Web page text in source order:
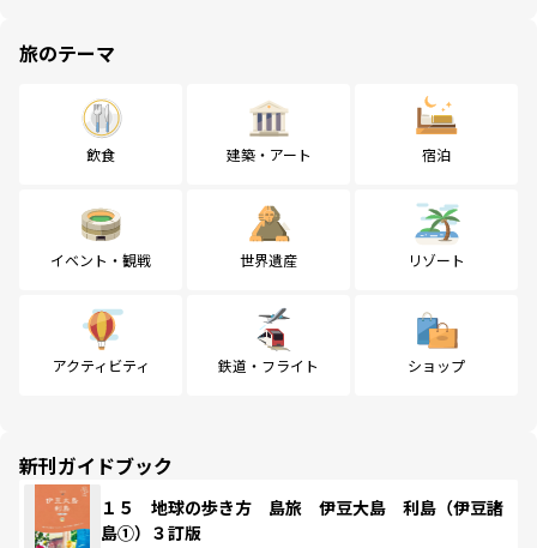
旅のテーマ
飲食 建築・アート 宿泊
イベント・観戦 世界遺産 リゾート
アクティビティ 鉄道・フライト ショップ
新刊ガイドブック
１５ 地球の歩き方 島旅 伊豆大島 利島（伊豆諸
島①）３訂版